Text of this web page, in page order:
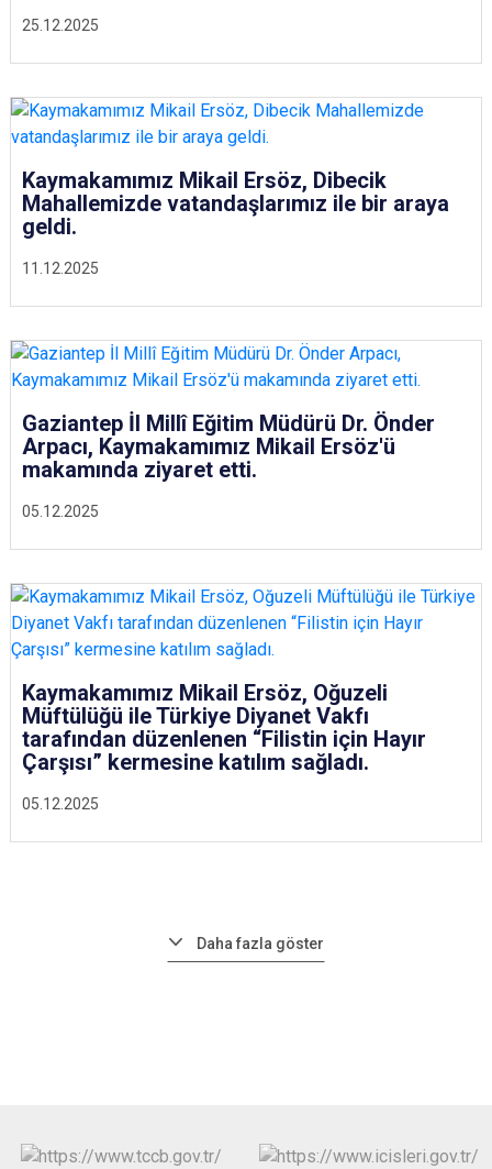
25.12.2025
11.12.2025
Kaymakamımız Mikail Ersöz, Dibecik
Mahallemizde vatandaşlarımız ile bir araya
geldi.
05.12.2025
Gaziantep İl Millî Eğitim Müdürü Dr. Önder
Arpacı, Kaymakamımız Mikail Ersöz'ü
makamında ziyaret etti.
05.12.2025
Kaymakamımız Mikail Ersöz, Oğuzeli
Müftülüğü ile Türkiye Diyanet Vakfı
tarafından düzenlenen “Filistin için Hayır
Çarşısı” kermesine katılım sağladı.
Daha fazla göster